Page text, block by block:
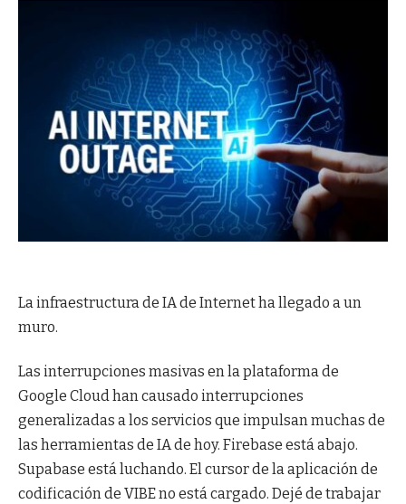
La infraestructura de IA de Internet ha llegado a un
muro.
Las interrupciones masivas en la plataforma de
Google Cloud han causado interrupciones
generalizadas a los servicios que impulsan muchas de
las herramientas de IA de hoy. Firebase está abajo.
Supabase está luchando. El cursor de la aplicación de
codificación de VIBE no está cargado. Dejé de trabajar